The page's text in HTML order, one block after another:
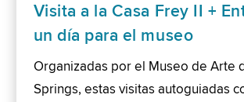
Visita a la Casa Frey II +
un día para el museo
Organizadas por el Museo de Arte
Springs, estas visitas autoguiadas